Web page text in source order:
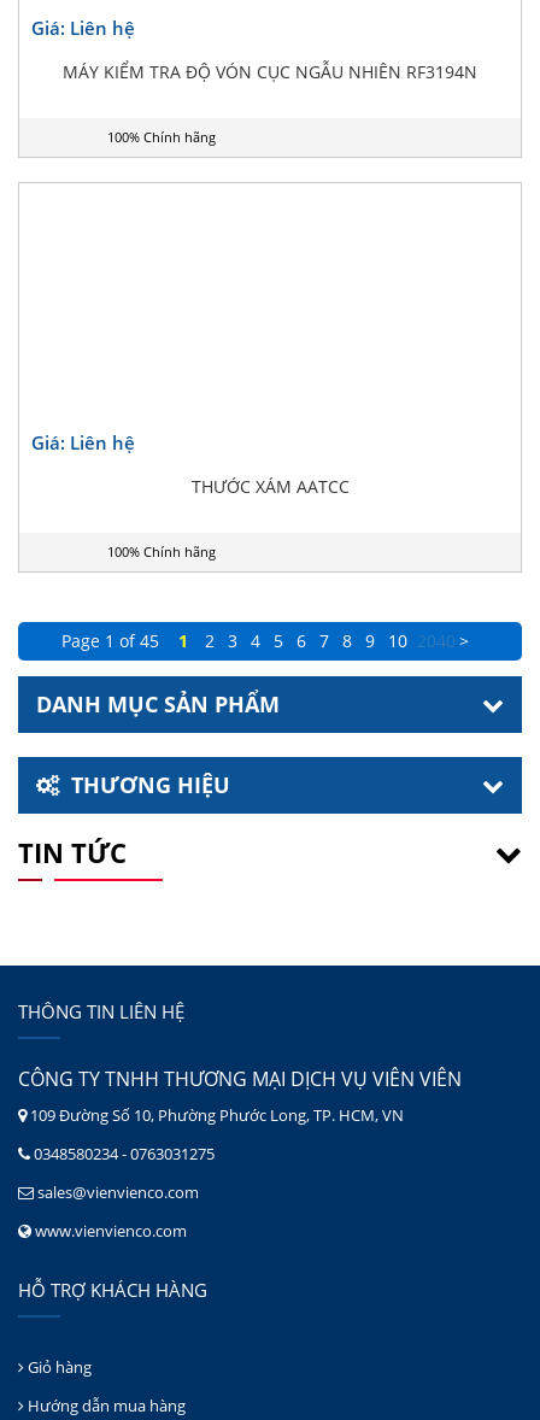
Giá: Liên hệ
MÁY KIỂM TRA ĐỘ VÓN CỤC NGẪU NHIÊN RF3194N
100% Chính hãng
Giá: Liên hệ
THƯỚC XÁM AATCC
100% Chính hãng
Page 1 of 45 1 2 3 4 5 6 7 8 9 10 2040 >
DANH MỤC SẢN PHẨM
THƯƠNG HIỆU
TIN TỨC
THÔNG TIN LIÊN HỆ
CÔNG TY TNHH THƯƠNG MẠI DỊCH VỤ VIÊN VIÊN
109 Đường Số 10, Phường Phước Long, TP. HCM, VN
0348580234 - 0763031275
sales@vienvienco.com
www.vienvienco.com
HỖ TRỢ KHÁCH HÀNG
Giỏ hàng
Hướng dẫn mua hàng